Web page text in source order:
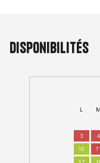
Disponibilités